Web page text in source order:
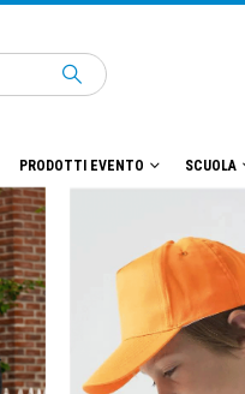
PRODOTTI EVENTO SCUOLA